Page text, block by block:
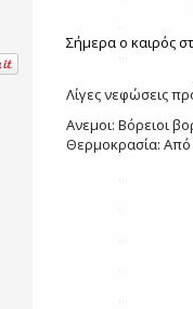
Σήμερα ο καιρός
Λίγες νεφώσεις
Ανεμοι: Βόρειοι
Θερμοκρασία: Από